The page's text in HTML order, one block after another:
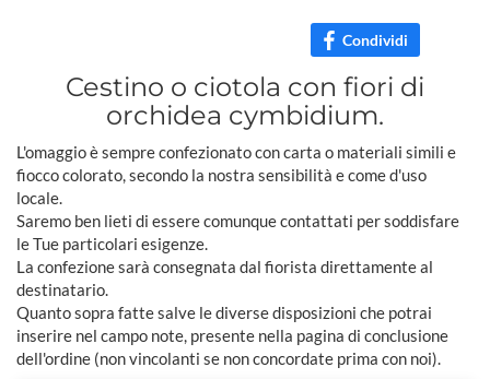
Condividi
Cestino o ciotola con fiori di
orchidea cymbidium.
L'omaggio è sempre confezionato con carta o materiali simili e
fiocco colorato, secondo la nostra sensibilità e come d'uso
locale.
Saremo ben lieti di essere comunque contattati per soddisfare
le Tue particolari esigenze.
La confezione sarà consegnata dal fiorista direttamente al
destinatario.
Quanto sopra fatte salve le diverse disposizioni che potrai
inserire nel campo note, presente nella pagina di conclusione
dell'ordine (non vincolanti se non concordate prima con noi).